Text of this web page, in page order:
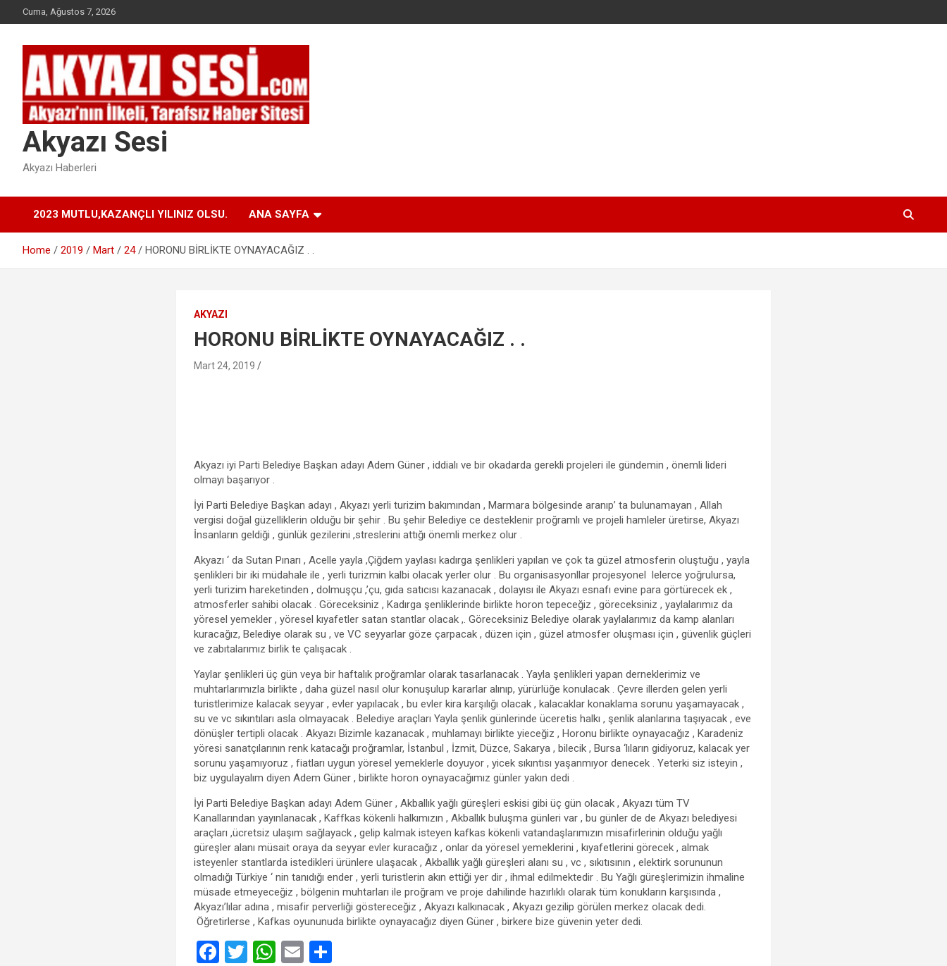
to
Cuma, Ağustos 7, 2026
Akyazı Sesi
Akyazı Haberleri
2023 MUTLU,KAZANÇLI YILINIZ OLSU. ANA SAYFA
Home 2019 Mart 24 HORONU BİRLİKTE OYNAYACAĞIZ . .
AKYAZI
HORONU BİRLİKTE OYNAYACAĞIZ . .
Mart 24, 2019
Akyazı iyi Parti Belediye Başkan adayı Adem Güner , iddialı ve bir okadarda gerekli projeleri ile gündemin , önemli lideri
olmayı başarıyor .
İyi Parti Belediye Başkan adayı , Akyazı yerli turizim bakımından , Marmara bölgesinde aranıp’ ta bulunamayan , Allah
vergisi doğal güzelliklerin olduğu bir şehir . Bu şehir Belediye ce desteklenir proğramlı ve projeli hamleler üretirse, Akyazı
İnsanların geldiği , günlük gezilerini ,streslerini attığı önemli merkez olur .
Akyazı ‘ da Sutan Pınarı , Acelle yayla ,Çiğdem yaylası kadırga şenlikleri yapılan ve çok ta güzel atmosferin oluştuğu , yayla
şenlikleri bir iki müdahale ile , yerli turizmin kalbi olacak yerler olur . Bu organisasyonllar projesyonel lelerce yoğrulursa,
yerli turizim hareketinden , dolmuşçu ,’çu, gıda satıcısı kazanacak , dolayısı ile Akyazı esnafı evine para görtürecek ek ,
atmosferler sahibi olacak . Göreceksiniz , Kadırga şenliklerinde birlikte horon tepeceğiz , göreceksiniz , yaylalarımız da
yöresel yemekler , yöresel kıyafetler satan stantlar olacak ,. Göreceksiniz Belediye olarak yaylalarımız da kamp alanları
kuracağız, Belediye olarak su , ve VC seyyarlar göze çarpacak , düzen için , güzel atmosfer oluşması için , güvenlik güçleri
ve zabıtalarımız birlik te çalışacak .
Yaylar şenlikleri üç gün veya bir haftalık proğramlar olarak tasarlanacak . Yayla şenlikleri yapan derneklerimiz ve
muhtarlarımızla birlikte , daha güzel nasıl olur konuşulup kararlar alınıp, yürürlüğe konulacak . Çevre illerden gelen yerli
turistlerimize kalacak seyyar , evler yapılacak , bu evler kira karşılığı olacak , kalacaklar konaklama sorunu yaşamayacak ,
su ve vc sıkıntıları asla olmayacak . Belediye araçları Yayla şenlik günlerinde üceretis halkı , şenlik alanlarına taşıyacak , eve
dönüşler tertipli olacak . Akyazı Bizimle kazanacak , muhlamayı birlikte yieceğiz , Horonu birlikte oynayacağız , Karadeniz
yöresi sanatçılarının renk katacağı proğramlar, İstanbul , İzmit, Düzce, Sakarya , bilecik , Bursa ‘lıların gidiyoruz, kalacak yer
sorunu yaşamıyoruz , fiatları uygun yöresel yemeklerle doyuyor , yicek sıkıntısı yaşanmıyor denecek . Yeterki siz isteyin ,
biz uygulayalım diyen Adem Güner , birlikte horon oynayacağımız günler yakın dedi .
İyi Parti Belediye Başkan adayı Adem Güner , Akballık yağlı güreşleri eskisi gibi üç gün olacak , Akyazı tüm TV
Kanallarından yayınlanacak , Kaffkas kökenli halkımızın , Akballık buluşma günleri var , bu günler de de Akyazı belediyesi
araçları ,ücretsiz ulaşım sağlayack , gelip kalmak isteyen kafkas kökenli vatandaşlarımızın misafirlerinin olduğu yağlı
güreşler alanı müsait oraya da seyyar evler kuracağız , onlar da yöresel yemeklerini , kıyafetlerini görecek , almak
isteyenler stantlarda istedikleri ürünlere ulaşacak , Akballık yağlı güreşleri alanı su , vc , sıkıtısının , elektirk sorununun
olmadığı Türkiye ‘ nin tanıdığı ender , yerli turistlerin akın ettiği yer dir , ihmal edilmektedir . Bu Yağlı güreşlerimizin ihmaline
müsade etmeyeceğiz , bölgenin muhtarları ile proğram ve proje dahilinde hazırlıklı olarak tüm konukların karşısında ,
Akyazı’lılar adına , misafir perverliği göstereceğiz , Akyazı kalkınacak , Akyazı gezilip görülen merkez olacak dedi.
Öğretirlerse , Kafkas oyununuda birlikte oynayacağız diyen Güner , birkere bize güvenin yeter dedi.
F
T
W E